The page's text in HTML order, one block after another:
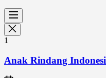
1
Anak Rindang